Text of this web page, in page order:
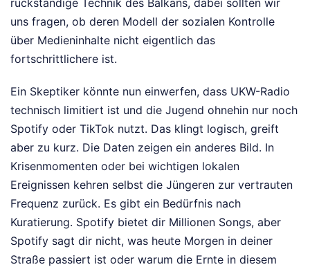
uns fragen, ob deren Modell der sozialen Kontrolle
über Medieninhalte nicht eigentlich das
fortschrittlichere ist.
Ein Skeptiker könnte nun einwerfen, dass UKW-Radio
technisch limitiert ist und die Jugend ohnehin nur noch
Spotify oder TikTok nutzt. Das klingt logisch, greift
aber zu kurz. Die Daten zeigen ein anderes Bild. In
Krisenmomenten oder bei wichtigen lokalen
Ereignissen kehren selbst die Jüngeren zur vertrauten
Frequenz zurück. Es gibt ein Bedürfnis nach
Kuratierung. Spotify bietet dir Millionen Songs, aber
Spotify sagt dir nicht, was heute Morgen in deiner
Straße passiert ist oder warum die Ernte in diesem